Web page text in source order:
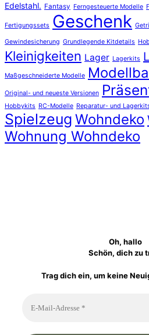
Edelstahl. Fantasy Ferngesteuerte Modelle
Fertigungssets Geschenk
Gewindesicherung Grundlegende Kitdetails
Kleinigkeiten Lager Lagerkits
Maßgeschneiderte Modelle
Original- und neueste Versionen
Hobbykits RC-Modelle Reparatur- und
Spielzeug Wohndeko
Wohnung Wohndeko
Oh, hallo
Schön, dich zu
Trag dich ein, um keine